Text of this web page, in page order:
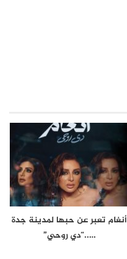
أنغام تعبر عن حبها لمدينة جدة
…..“دي روحي”